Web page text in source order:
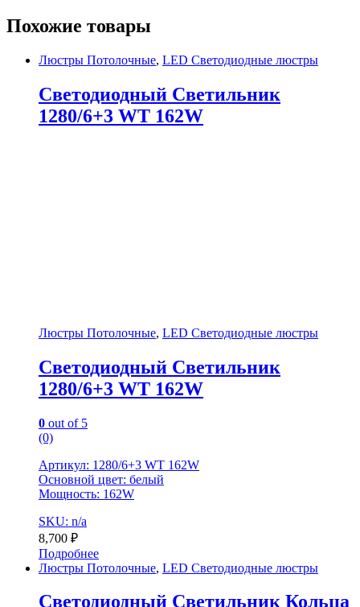
Похожие товары
Люстры Потолочные, LED Светодиодные люстры
Светодиодный Светильник
1280/6+3 WT 162W
Люстры Потолочные, LED Светодиодные люстры
Светодиодный Светильник
1280/6+3 WT 162W
0 out of 5
(0)
Артикул: 1280/6+3 WT 162W
Основной цвет: белый
Мощность: 162W
SKU: n/a
8,700 ₽
Подробнее
Люстры Потолочные, LED Светодиодные люстры
Светодиодный Светильник Кольца